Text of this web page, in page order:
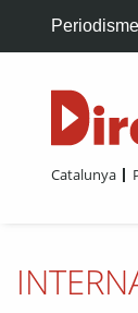
Catalunya